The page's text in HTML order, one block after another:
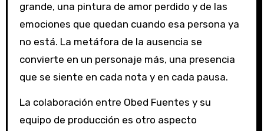
grande, una pintura de amor perdido y de las
emociones que quedan cuando esa persona ya
no está. La metáfora de la ausencia se
convierte en un personaje más, una presencia
que se siente en cada nota y en cada pausa.
La colaboración entre Obed Fuentes y su
equipo de producción es otro aspecto